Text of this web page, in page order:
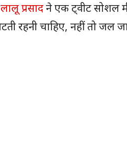
प्रसादने एक ट्वीट सोशल
रहनी चाहिए, नहीं तो जल